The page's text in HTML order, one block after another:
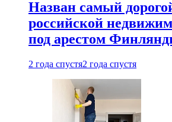
Назван самый
российской
под арестом
2 года спустя2 года спустя